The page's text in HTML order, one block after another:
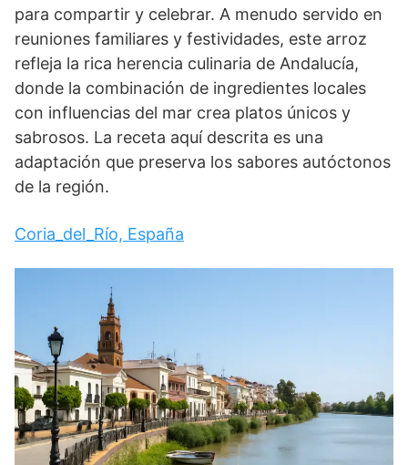
para compartir y celebrar. A menudo servido en
reuniones familiares y festividades, este arroz
refleja la rica herencia culinaria de Andalucía,
donde la combinación de ingredientes locales
con influencias del mar crea platos únicos y
sabrosos. La receta aquí descrita es una
adaptación que preserva los sabores autóctonos
de la región.
Coria_del_Río, España